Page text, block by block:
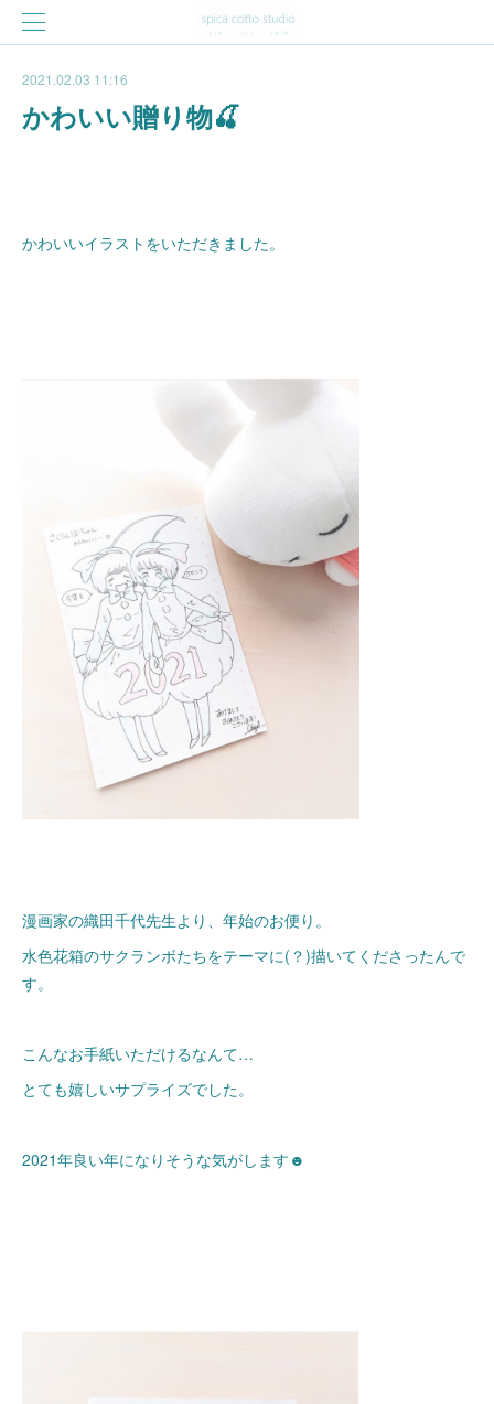
2021.02.03 11:16
かわいい贈り物🍒
かわいいイラストをいただきました。
漫画家の織田千代先生より、年始のお便り。
水色花箱のサクランボたちをテーマに(？)描いてくださったんで
す。
こんなお手紙いただけるなんて…
とても嬉しいサプライズでした。
2021年良い年になりそうな気がします☻